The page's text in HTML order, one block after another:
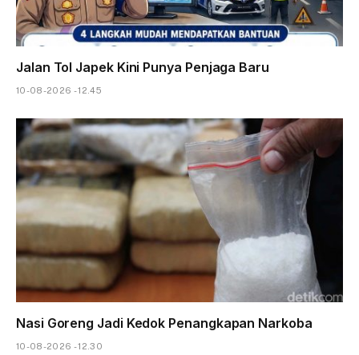
Jalan Tol Japek Kini Punya Penjaga Baru
10-08-2026 - 12.45
Nasi Goreng Jadi Kedok Penangkapan Narkoba
10-08-2026 - 12.30